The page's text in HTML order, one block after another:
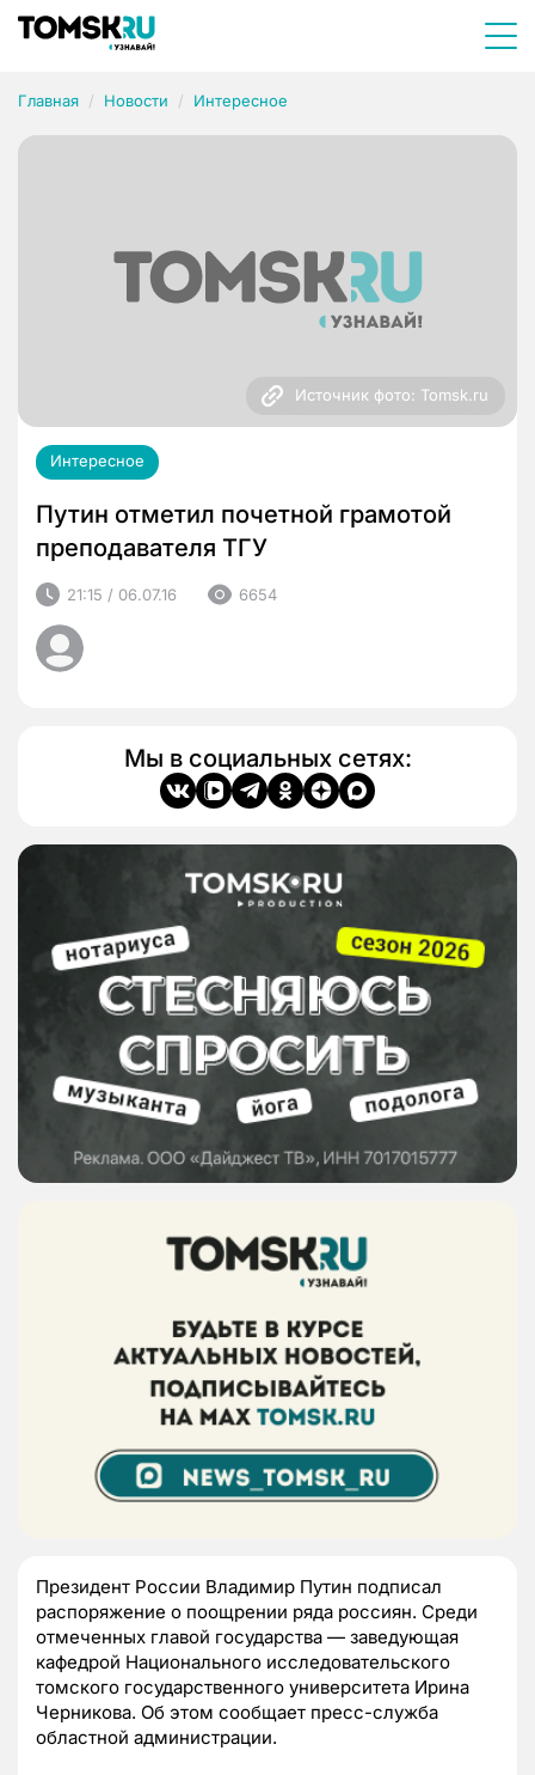
Главная Новости Интересное
Источник фото: Tomsk.ru
Интересное
Путин отметил почетной грамотой
преподавателя ТГУ
21:15 / 06.07.16 6654
Мы в социальных сетях:
Президент России Владимир Путин подписал
распоряжение о поощрении ряда россиян. Среди
отмеченных главой государства — заведующая
кафедрой Национального исследовательского
томского государственного университета Ирина
Черникова. Об этом сообщает пресс-служба
областной администрации.